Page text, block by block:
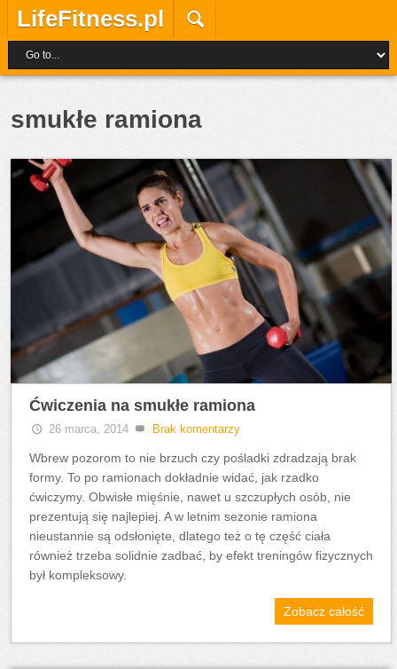
LifeFitness.pl
smukłe ramiona
Ćwiczenia na smukłe ramiona
26 marca, 2014 Brak komentarzy
Wbrew pozorom to nie brzuch czy pośladki zdradzają brak
formy. To po ramionach dokładnie widać, jak rzadko
ćwiczymy. Obwisłe mięśnie, nawet u szczupłych osób, nie
prezentują się najlepiej. A w letnim sezonie ramiona
nieustannie są odsłonięte, dlatego też o tę część ciała
również trzeba solidnie zadbać, by efekt treningów fizycznych
był kompleksowy.
Zobacz całość